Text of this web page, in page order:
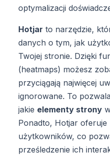
optymalizacji
Hotjar to narzędzie,
danych o tym, jak
Twojej stronie. Dzięki
(heatmaps) możesz
przyciągają najwięcej
ignorowane. To
jakie elementy strony
Ponadto, Hotjar oferuje
użytkowników, co
prześledzenie ich